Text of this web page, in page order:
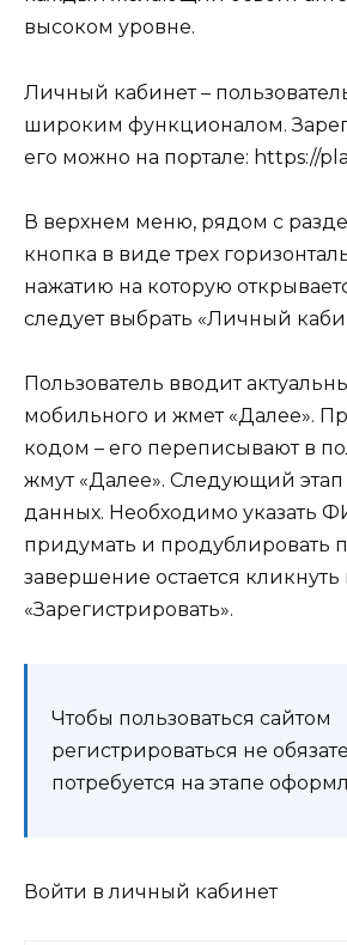
высоком уровне.
Личный кабинет –
широким функционалом.
его можно на портале: https://
В верхнем меню, рядом с
кнопка в виде трех
нажатию на которую
следует выбрать «Личный
Пользователь вводит
мобильного и жмет «Далее».
кодом – его переписывают в
жмут «Далее». Следующий
данных. Необходимо указать
придумать и продублировать
завершение остается
«Зарегистрировать».
Чтобы пользоваться сайтом
регистрироваться не
потребуется на этапе
Войти в личный кабинет